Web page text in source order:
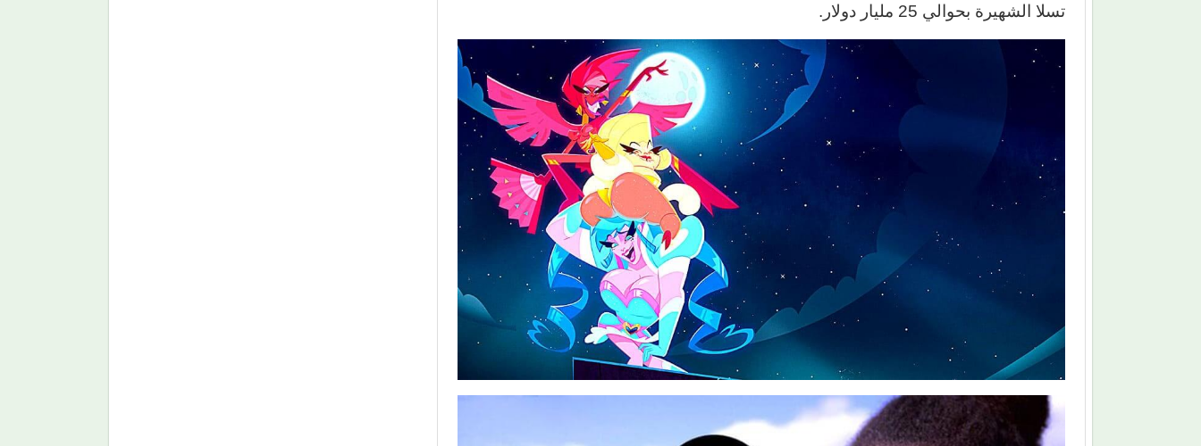
تسلا الشهيرة بحوالي 25 مليار دولار.